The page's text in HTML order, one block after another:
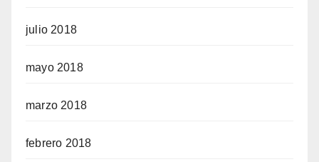
julio 2018
mayo 2018
marzo 2018
febrero 2018